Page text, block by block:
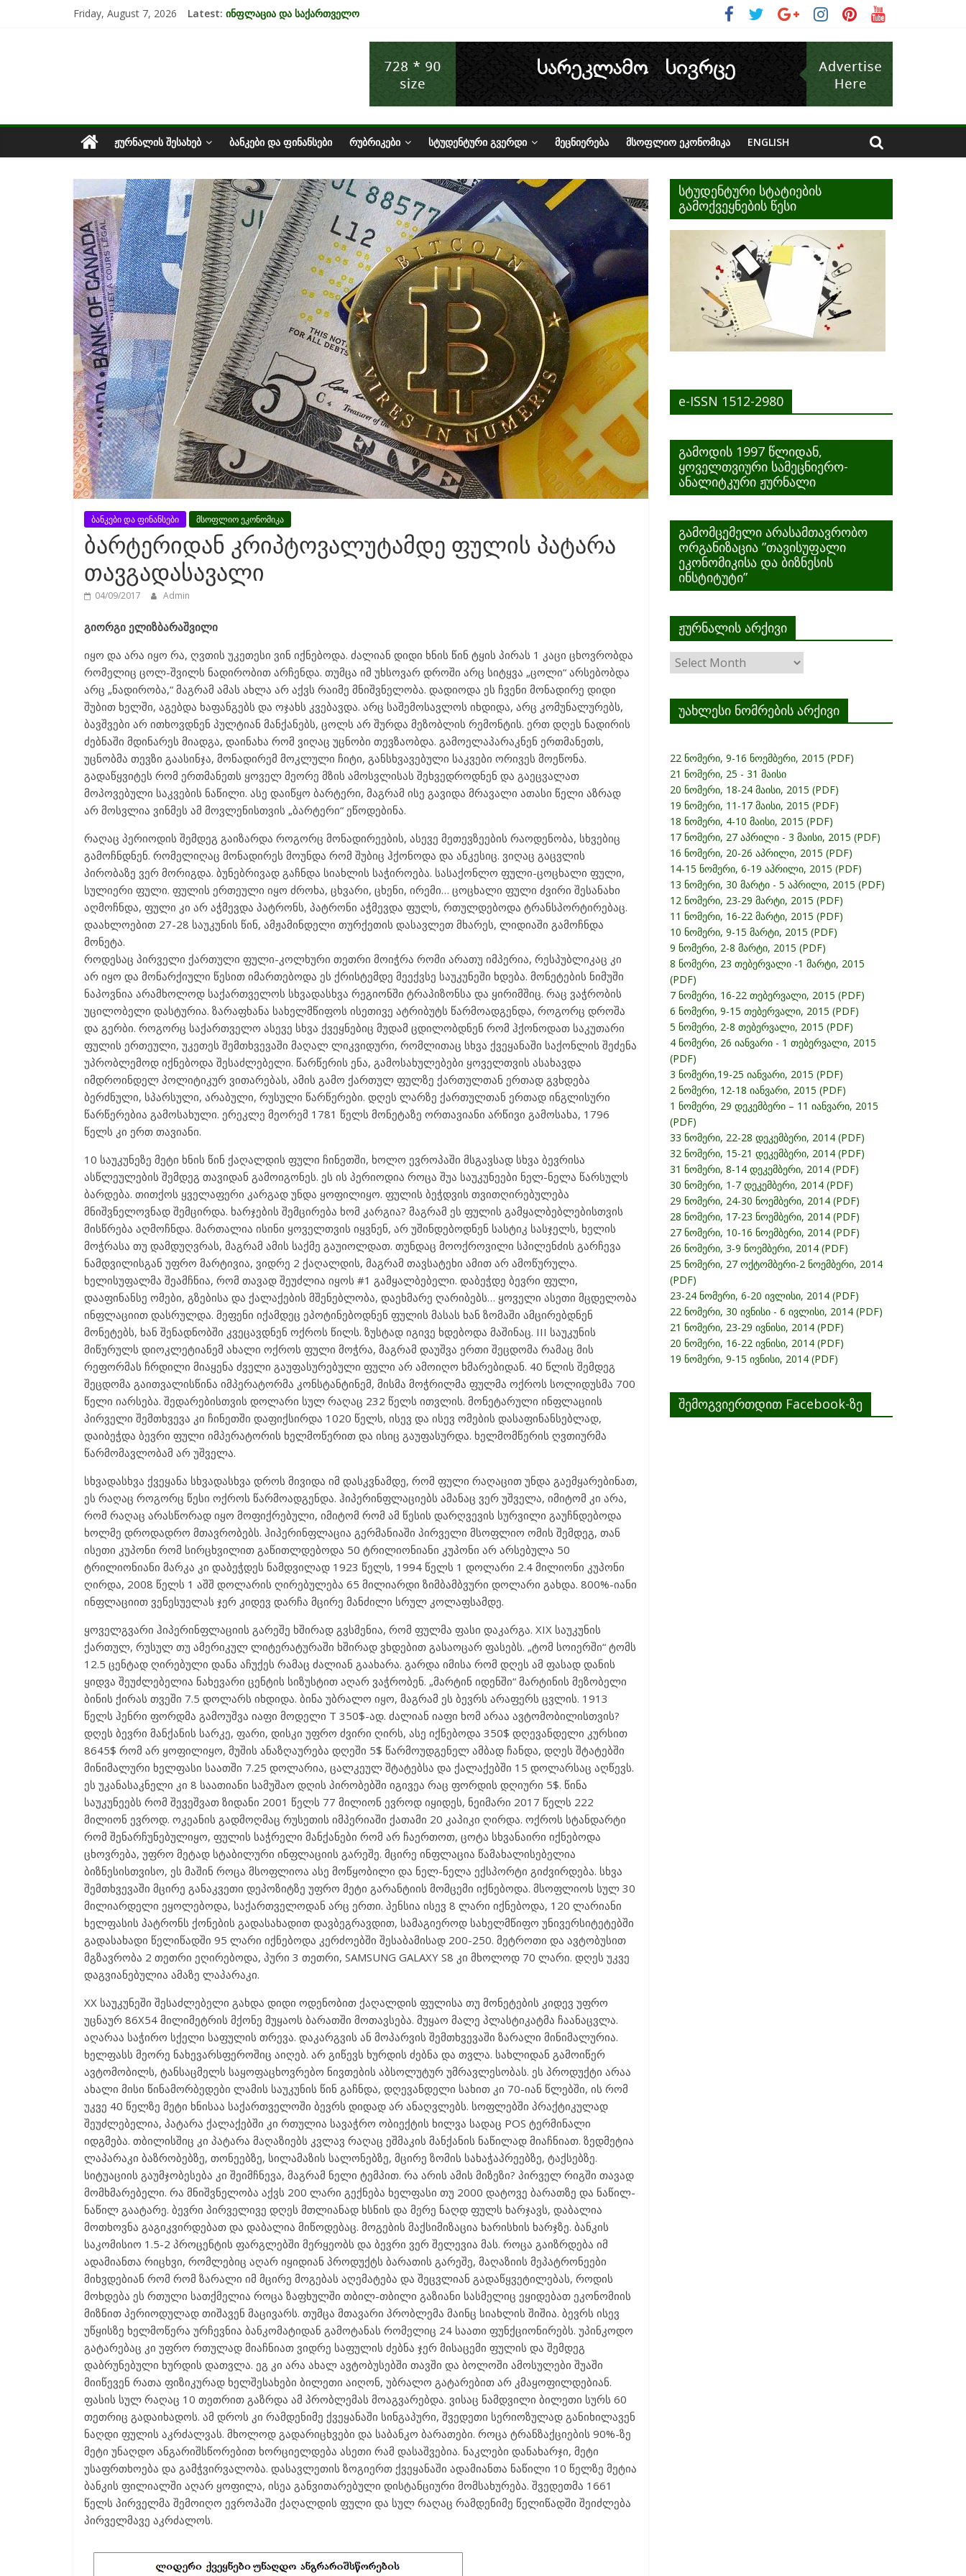
Friday, August 7, 2026 Latest: ინფლაცია და საქართველო
მიგრაციისა და ეკონომიკის ურთიერთკავშირი
EU-ის კანდიდატის სტატუსის ეკონომიკური სარგებელი
უძრავი ქონების ბაზარი საქართველოში
ᲟᲣᲠᲜᲐᲚᲘᲡ ᲨᲔᲡᲐᲮᲔᲑ ᲑᲐᲜᲙᲔᲑᲘ ᲓᲐ ᲤᲘᲜᲐᲜᲡᲔᲑᲘ ᲠᲣᲑᲠᲘᲙᲔᲑᲘ ᲡᲢᲣᲓᲔᲜᲢᲣᲠᲘ ᲒᲕᲔᲠᲓᲘ ᲛᲔᲪᲜᲘᲔᲠᲔᲑᲐ ᲛᲡᲝᲤᲚᲘᲝ ᲔᲙᲝᲜᲝᲛᲘᲙᲐ ENGLISH
ბანკები და ფინანსები მსოფლიო ეკონომიკა
ბარტერიდან კრიპტოვალუტამდე ფულის პატარა
თავგადასავალი
04/09/2017 Admin
გიორგი ელიზბარაშვილი
იყო და არა იყო რა, ღვთის უკეთესი ვინ იქნებოდა. ძალიან დიდი ხნის წინ ტყის პირას 1 კაცი ცხოვრობდა
რომელიც ცოლ-შვილს ნადირობით არჩენდა. თუმცა იმ უხსოვარ დროში არც სიტყვა „ცოლი“ არსებობდა
არც „ნადირობა,“ მაგრამ ამას ახლა არ აქვს რაიმე მნიშვნელობა. დადიოდა ეს ჩვენი მონადირე დიდი
შუბით ხელში, აგებდა ხაფანგებს და ოჯახს კვებავდა. არც საშემოსავლოს იხდიდა, არც კომუნალურებს,
ბავშვები არ ითხოვდნენ პულტიან მანქანებს, ცოლს არ შურდა მეზობლის რემონტის. ერთ დღეს ნადირის
ძებნაში მდინარეს მიადგა, დაინახა რომ ვიღაც უცნობი თევზაობდა. გამოელაპარაკნენ ერთმანეთს,
უცნობმა თევზი გაასინჯა, მონადირემ მოკლული ჩიტი, განსხვავებული საკვები ორივეს მოეწონა.
გადაწყვიტეს რომ ერთმანეთს ყოველ მეორე მზის ამოსვლისას შეხვედროდნენ და გაეცვალათ
მოპოვებული საკვების ნაწილი. ასე დაიწყო ბარტერი, მაგრამ ისე გავიდა მრავალი ათასი წელი აზრად
არ მოსვლია ვინმეს ამ მოვლენისთვის „ბარტერი“ ეწოდებინა.
რაღაც პერიოდის შემდეგ გაიზარდა როგორც მონადირეების, ასევე მეთევზეების რაოდენობა, სხვებიც
გამოჩნდნენ. რომელიღაც მონადირეს მოუნდა რომ შუბიც ჰქონოდა და ანკესიც. ვიღაც გაცვლის
პირობაზე ვერ მორიგდა. ბუნებრივად გაჩნდა სიახლის საჭიროება. სასაქონლო ფული-ცოცხალი ფული,
სულიერი ფული. ფულის ერთეული იყო ძროხა, ცხვარი, ცხენი, ირემი… ცოცხალი ფული ძვირი შესანახი
აღმოჩნდა, ფული კი არ აჭმევდა პატრონს, პატრონი აჭმევდა ფულს, რთულდებოდა ტრანსპორტირებაც.
დაახლოებით 27-28 საუკუნის წინ, ამჟამინდელი თურქეთის დასავლეთ მხარეს, ლიდიაში გამოჩნდა
მონეტა.
როდესაც პირველი ქართული ფული-კოლხური თეთრი მოიჭრა რომი არათუ იმპერია, რესპუბლიკაც კი
არ იყო და მონარქიული წესით იმართებოდა ეს ქრისტემდე მეექვსე საუკუნეში ხდება. მონეტების ნიმუში
ნაპოვნია არამხოლოდ საქართველოს სხვადასხვა რეგიონში ტრაპიზონსა და ყირიმშიც. რაც ვაჭრობის
უცილობელი დასტურია. ზარაფხანა სახელმწიფოს ისეთივე ატრიბუტს წარმოადგენდა, როგორც დროშა
და გერბი. როგორც საქართველო ასევე სხვა ქვეყნებიც მუდამ ცდილობდნენ რომ ჰქონოდათ საკუთარი
ფულის ერთეული, უკეთეს შემთხვევაში მაღალ ლიკვიდური, რომლითაც სხვა ქვეყანაში საქონლის შეძენა
უპრობლემოდ იქნებოდა შესაძლებელი. წარწერის ენა, გამოსახულებები ყოველთვის ასახავდა
იმდროინდელ პოლიტიკურ ვითარებას, ამის გამო ქართულ ფულზე ქართულთან ერთად გვხდება
ბერძნული, სპარსული, არაბული, რუსული წარწერები. დღეს ლარზე ქართულთან ერთად ინგლისური
წარწერებია გამოსახული. ერეკლე მეორემ 1781 წელს მონეტაზე ორთავიანი არწივი გამოსახა, 1796
წელს კი ერთ თავიანი.
10 საუკუნეზე მეტი ხნის წინ ქაღალდის ფული ჩინეთში, ხოლო ევროპაში მსგავსად სხვა ბევრისა
ასწლეულების შემდეგ თავიდან გამოიგონეს. ეს ის პერიოდია როცა შუა საუკუნეები ნელ-ნელა წარსულს
ბარდება. თითქოს ყველაფერი კარგად უნდა ყოფილიყო. ფულის ბეჭდვის თვითღირებულება
მნიშვნელოვნად შემცირდა. ხარჯების შემცირება ხომ კარგია? მაგრამ ეს ფულის გამყალბებლებისთვის
მისწრება აღმოჩნდა. მართალია ისინი ყოველთვის იყვნენ, არ უშინდებოდნენ სასტიკ სასჯელს, ხელის
მოჭრასა თუ დამდუღვრას, მაგრამ ამის საქმე გაუიოლდათ. თუნდაც მოოქროვილი სპილენძის გარჩევა
ნამდვილისგან უფრო მარტივია, ვიდრე 2 ქაღალდის, მაგრამ თავსატეხი ამით არ ამოწურულა.
ხელისუფალმა შეამჩნია, რომ თავად შეუძლია იყოს #1 გამყალბებელი. დაბეჭდე ბევრი ფული,
დააფინანსე ომები, გზებისა და ქალაქების მშენებლობა, დაეხმარე ღარიბებს… ყოველი ასეთი მცდელობა
ინფლაციით დასრულდა. მეფენი იქამდეც ეპოტინებოდნენ ფულის მასას ხან ზომაში ამცირებდნენ
მონეტებს, ხან შენადნობში კვეცავდნენ ოქროს წილს. ზუსტად იგივე ხდებოდა მაშინაც. III საუკუნის
მიწურულს დიოკლეტიანემ ახალი ოქროს ფული მოჭრა, მაგრამ დაუშვა ერთი შეცდომა რამაც მის
რეფორმას ჩრდილი მიაყენა ძველი გაუფასურებული ფული არ ამოიღო ხმარებიდან. 40 წლის შემდეგ
შეცდომა გაითვალისწინა იმპერატორმა კონსტანტინემ, მისმა მოჭრილმა ფულმა ოქროს სოლიდუსმა 700
წელი იარსება. შედარებისთვის დოლარი სულ რაღაც 232 წელს ითვლის. მონეტარული ინფლაციის
პირველი შემთხვევა კი ჩინეთში დაფიქსირდა 1020 წელს, ისევ და ისევ ომების დასაფინანსებლად,
დაიბეჭდა ბევრი ფული იმპერატორის ხელმოწერით და ისიც გაუფასურდა. ხელმომწერის ღვთიურმა
წარმომავლობამ არ უშველა.
სხვადასხვა ქვეყანა სხვადასხვა დროს მივიდა იმ დასკვნამდე, რომ ფული რაღაცით უნდა გაემყარებინათ,
ეს რაღაც როგორც წესი ოქროს წარმოადგენდა. ჰიპერინფლაციებს ამანაც ვერ უშველა, იმიტომ კი არა,
რომ რაღაც არასწორად იყო მოფიქრებული, იმიტომ რომ ამ წესის დარღვევის სურვილი გაუჩნდებოდა
ხოლმე დროდადრო მთავრობებს. ჰიპერინფლაცია გერმანიაში პირველი მსოფლიო ომის შემდეგ, თან
ისეთი კუპონი რომ სირცხვილით გაწითლდებოდა 50 ტრილიონიანი კუპონი არ არსებულა 50
ტრილიონიანი მარკა კი დაბეჭდეს ნამდვილად 1923 წელს, 1994 წელს 1 დოლარი 2.4 მილიონი კუპონი
ღირდა, 2008 წელს 1 აშშ დოლარის ღირებულება 65 მილიარდი ზიმბამბვური დოლარი გახდა. 800%-იანი
ინფლაციით ვენესუელას ჯერ კიდევ დარჩა მცირე მანძილი სრულ კოლაფსამდე.
ყოველგვარი ჰიპერინფლაციის გარეშე ხშირად გვსმენია, რომ ფულმა ფასი დაკარგა. XIX საუკუნის
ქართულ, რუსულ თუ ამერიკულ ლიტერატურაში ხშირად ვხდებით გასაოცარ ფასებს. „ტომ სოიერში“ ტომს
12.5 ცენტად ღირებული დანა აჩუქეს რამაც ძალიან გაახარა. გარდა იმისა რომ დღეს ამ ფასად დანის
ყიდვა შეუძლებელია ნახევარი ცენტის სიზუსტით აღარ ვაჭრობენ. „მარტინ იდენში“ მარტინის მეზობელი
ბინის ქირას თვეში 7.5 დოლარს იხდიდა. ბინა უბრალო იყო, მაგრამ ეს ბევრს არაფერს ცვლის. 1913
წელს ჰენრი ფორდმა გამოუშვა იაფი მოდელი T 350$-ად. ძალიან იაფი ხომ არაა ავტომობილისთვის?
დღეს ბევრი მანქანის სარკე, ფარი, დისკი უფრო ძვირი ღირს, ასე იქნებოდა 350$ დღევანდელი კურსით
8645$ რომ არ ყოფილიყო, მუშის ანაზღაურება დღეში 5$ წარმოუდგენელ ამბად ჩანდა, დღეს შტატებში
მინიმალური ხელფასი საათში 7.25 დოლარია, ცალკეულ შტატებსა და ქალაქებში 15 დოლარსაც აღწევს.
ეს უკანასაკნელი კი 8 საათიანი სამუშაო დღის პირობებში იგივეა რაც ფორდის დღიური 5$. წინა
საუკუნეებს რომ შევეშვათ ზიდანი 2001 წელს 77 მილიონ ევროდ იყიდეს, ნეიმარი 2017 წელს 222
მილიონ ევროდ. ოკეანის გადმოღმაც რუსეთის იმპერიაში ქათამი 20 კაპიკი ღირდა. ოქროს სტანდარტი
რომ შენარჩუნებულიყო, ფულის საჭრელი მანქანები რომ არ ჩაერთოთ, ცოტა სხვანაირი იქნებოდა
ცხოვრება, უფრო მეტად სტაბილური ინფლაციის გარეშე. მცირე ინფლაცია წამახალისებელია
ბიზნესისთვისო, ეს მაშინ როცა მსოფლიოა ასე მოწყობილი და ნელ-ნელა ექსპორტი გიძვირდება. სხვა
შემთხვევაში მცირე განაკვეთი დეპოზიტზე უფრო მეტი გარანტიის მომცემი იქნებოდა. მსოფლიოს სულ 30
მილიარდელი ეყოლებოდა, საქართველოდან არც ერთი. პენსია ისევ 8 ლარი იქნებოდა, 120 ლარიანი
ხელფასის პატრონს ქონების გადასახადით დავბეგრავდით, სამაგიეროდ სახელმწიფო უნივერსიტეტებში
გადასახადი წელიწადში 95 ლარი იქნებოდა კერძოებში შესაბამისად 200-250. მეტროთი და ავტობუსით
მგზავრობა 2 თეთრი ეღირებოდა, პური 3 თეთრი, SAMSUNG GALAXY S8 კი მხოლოდ 70 ლარი. დღეს უკვე
დაგვიანებულია ამაზე ლაპარაკი.
XX საუკუნეში შესაძლებელი გახდა დიდი ოდენობით ქაღალდის ფულისა თუ მონეტების კიდევ უფრო
უცნაურ 86X54 მილიმეტრის მქონე მუყაოს ბარათში მოთავსება. მუყაო მალე პლასტიკატმა ჩაანაცვლა.
აღარაა საჭირო სქელი საფულის თრევა. დაკარგვის ან მოპარვის შემთხვევაში ზარალი მინიმალურია.
ხელფასს მეორე ნახევარსფეროშიც აიღებ. არ გიწევს ხურდის ძებნა და თვლა. სახლიდან გამოიწერ
ავტომობილს, ტანსაცმელს საყოფაცხოვრებო ნივთების აბსოლუტურ უმრავლესობას. ეს პროდუქტი არაა
ახალი მისი წინამორბედები ლამის საუკუნის წინ გაჩნდა, დღევანდელი სახით კი 70-იან წლებში, ის რომ
უკვე 40 წელზე მეტი ხნისაა საქართველოში ბევრს დიდად არ ანაღვლებს. სოფლებში პრაქტიკულად
შეუძლებელია, პატარა ქალაქებში კი რთულია სავაჭრო ობიექტის ხილვა სადაც POS ტერმინალი
იდგმება. თბილისშიც კი პატარა მაღაზიებს კვლავ რაღაც ეშმაკის მანქანის ნაწილად მიაჩნიათ. ზედმეტია
ლაპარაკი ბაზრობებზე, თონეებზე, სილამაზის სალონებზე, მცირე ზომის სახაჭაპრეებზე, ტაქსებზე.
სიტუაციის გაუმჯობესება კი შეიმჩნევა, მაგრამ ნელი ტემპით. რა არის ამის მიზეზი? პირველ რიგში თავად
მომხმარებელი. რა მნიშვნელობა აქვს 200 ლარი გექნება ხელფასი თუ 2000 დატოვე ბარათზე და ნაწილ-
ნაწილ გაატარე. ბევრი პირველივე დღეს მთლიანად ხსნის და მერე ნაღდ ფულს ხარჯავს, დაბალია
მოთხოვნა გაგიკვირდებათ და დაბალია მიწოდებაც. მოგების მაქსიმიზაცია ხარისხის ხარჯზე. ბანკის
საკომისიო 1.5-2 პროცენტის ფარგლებში მერყეობს და ბევრი ვერ შელევია მას. როცა გაიზრდება იმ
ადამიანთა რიცხვი, რომლებიც აღარ იყიდიან პროდუქტს ბარათის გარეშე, მაღაზიის მეპატრონეები
მიხვდებიან რომ რომ ზარალი იმ მცირე მოგებას აღემატება და შეცვლიან გადაწყვეტილებას, როდის
მოხდება ეს რთული სათქმელია როცა ზაფხულში თბილ-თბილი გაზიანი სასმელიც ეყიდებათ ეკონომიის
მიზნით პერიოდულად თიშავენ მაცივარს. თუმცა მთავარი პრობლემა მაინც სიახლის შიშია. ბევრს ისევ
უწყისზე ხელმოწერა ურჩევნია ბანკომატიდან გამოტანას რომელიც 24 საათი ფუნქციონირებს. უპინკოდო
გატარებაც კი უფრო რთულად მიაჩნიათ ვიდრე საფულის ძებნა ჯერ მისაცემი ფულის და შემდეგ
დაბრუნებული ხურდის დათვლა. ეგ კი არა ახალ ავტობუსებში თავში და ბოლოში ამოსულები შუაში
მიიწევენ რათა ფიზიკურად ხელშესახები ბილეთი აიღონ, უბრალო გატარებით არ კმაყოფილდებიან.
ფასის სულ რაღაც 10 თეთრით გაზრდა ამ პრობლემას მოაგვარებდა. ვისაც ნამდვილი ბილეთი სურს 60
თეთრიც გადაიხადოს. ამ დროს კი რამდენიმე ქვეყანაში სინგაპური, შვედეთი სერიოზულად განიხილავენ
ნაღდი ფულის აკრძალვას. მხოლოდ გადარიცხვები და საბანკო ბარათები. როცა ტრანზაქციების 90%-ზე
მეტი უნაღდო ანგარიშსწორებით ხორციელდება ასეთი რამ დასაშვებია. ნაკლები დანახარჯი, მეტი
უსაფრთხოება და გამჭვირვალობა. დასავლეთის ზოგიერთ ქვეყანაში ადამიანთა ნაწილი 10 წელზე მეტია
ბანკის ფილიალში აღარ ყოფილა, ისეა განვითარებული დისტანციური მომსახურება. შვედეთმა 1661
წელს პირველმა შემოიღო ევროპაში ქაღალდის ფული და სულ რაღაც რამდენიმე წელიწადში შეიძლება
პირველმავე აკრძალოს.
სტუდენტური სტატიების
გამოქვეყნების წესი
e-ISSN 1512-2980
გამოდის 1997 წლიდან,
ყოველთვიური სამეცნიერო-
ანალიტკური ჟურნალი
გამომცემელი არასამთავრობო
ორგანიზაცია ”თავისუფალი
ეკონომიკისა და ბიზნესის
ინსტიტუტი”
ჟურნალის არქივი
ჟურნალის
არქივი
უახლესი ნომრების არქივი
22 ნომერი, 9-16 ნოემბერი, 2015 (PDF)
21 ნომერი, 25 - 31 მაისი
20 ნომერი, 18-24 მაისი, 2015 (PDF)
19 ნომერი, 11-17 მაისი, 2015 (PDF)
18 ნომერი, 4-10 მაისი, 2015 (PDF)
17 ნომერი, 27 აპრილი - 3 მაისი, 2015 (PDF)
16 ნომერი, 20-26 აპრილი, 2015 (PDF)
14-15 ნომერი, 6-19 აპრილი, 2015 (PDF)
13 ნომერი, 30 მარტი - 5 აპრილი, 2015 (PDF)
12 ნომერი, 23-29 მარტი, 2015 (PDF)
11 ნომერი, 16-22 მარტი, 2015 (PDF)
10 ნომერი, 9-15 მარტი, 2015 (PDF)
9 ნომერი, 2-8 მარტი, 2015 (PDF)
8 ნომერი, 23 თებერვალი -1 მარტი, 2015
(PDF)
7 ნომერი, 16-22 თებერვალი, 2015 (PDF)
6 ნომერი, 9-15 თებერვალი, 2015 (PDF)
5 ნომერი, 2-8 თებერვალი, 2015 (PDF)
4 ნომერი, 26 იანვარი - 1 თებერვალი, 2015
(PDF)
3 ნომერი,19-25 იანვარი, 2015 (PDF)
2 ნომერი, 12-18 იანვარი, 2015 (PDF)
1 ნომერი, 29 დეკემბერი – 11 იანვარი, 2015
(PDF)
33 ნომერი, 22-28 დეკემბერი, 2014 (PDF)
32 ნომერი, 15-21 დეკემბერი, 2014 (PDF)
31 ნომერი, 8-14 დეკემბერი, 2014 (PDF)
30 ნომერი, 1-7 დეკემბერი, 2014 (PDF)
29 ნომერი, 24-30 ნოემბერი, 2014 (PDF)
28 ნომერი, 17-23 ნოემბერი, 2014 (PDF)
27 ნომერი, 10-16 ნოემბერი, 2014 (PDF)
26 ნომერი, 3-9 ნოემბერი, 2014 (PDF)
25 ნომერი, 27 ოქტომბერი-2 ნოემბერი, 2014
(PDF)
23-24 ნომერი, 6-20 ივლისი, 2014 (PDF)
22 ნომერი, 30 ივნისი - 6 ივლისი, 2014 (PDF)
21 ნომერი, 23-29 ივნისი, 2014 (PDF)
20 ნომერი, 16-22 ივნისი, 2014 (PDF)
19 ნომერი, 9-15 ივნისი, 2014 (PDF)
შემოგვიერთდით Facebook-ზე